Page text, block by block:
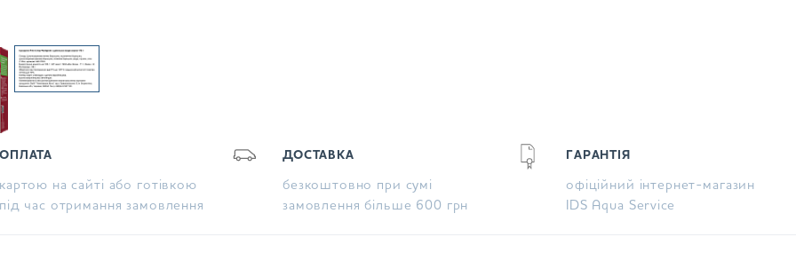
ОПЛАТА
картою на сайті або готівкою
під час отримання замовлення
ДОСТАВКА
безкоштовно при сумі
замовлення більше 600 грн
ГАРАНТІЯ
офіційний інтернет-магазин
IDS Aqua Service